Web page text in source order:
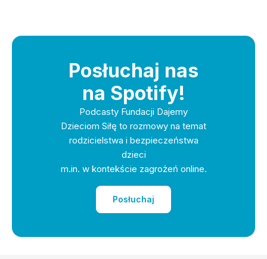
Posłuchaj nas
na Spotify!
Podcasty Fundacji Dajemy
Dzieciom Siłę to rozmowy na temat
rodzicielstwa i bezpieczeństwa
dzieci
m.in. w kontekście zagrożeń online.
Posłuchaj